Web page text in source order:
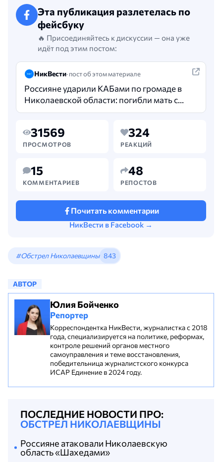
Эта публикация разлетелась по
фейсбуку
🔥 Присоединяйтесь к дискуссии — она уже
идёт под этим постом:
НикВести· пост об этом материале
Россияне ударили КАБами по громаде в
Николаевской области: погибли мать с
дочерью. В течение 7 июля российские
31569
ПРОСМОТРОВ
324
РЕАКЦИЙ
15
КОММЕНТАРИЕВ
48
РЕПОСТОВ
Почитать комментарии
НикВести в Facebook →
#Обстрел Николаевщины 843
АВТОР
Юлия Бойченко
Репортер
Корреспондентка НикВести, журналистка с 2018
года, специализируется на политике, реформах,
контроле решений органов местного
самоуправления и теме восстановления,
победительница журналистского конкурса
ИСАР Единение в 2024 году.
ПОСЛЕДНИЕ НОВОСТИ ПРО:
ОБСТРЕЛ НИКОЛАЕВЩИНЫ
Россияне атаковали Николаевскую
область «Шахедами»